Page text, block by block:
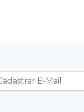
por bebê